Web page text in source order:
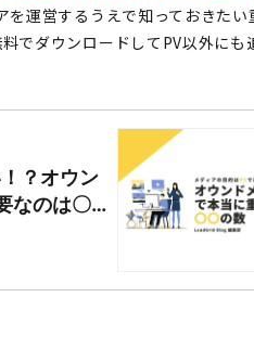
を運営するうえで知っておきた
でダウンロードしてPV以外にも
？オウン
なのは〇
発｜